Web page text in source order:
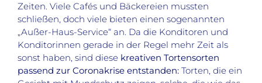
Zeiten. Viele Cafés und Bäckereien mussten
schließen, doch viele bieten einen sogenannten
„Außer-Haus-Service“ an. Da die Konditoren und
Konditorinnen gerade in der Regel mehr Zeit als
sonst haben, sind diese kreativen Tortensorten
passend zur Coronakrise entstanden: Torten, die ein